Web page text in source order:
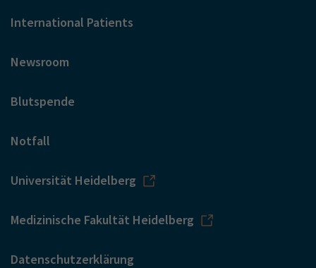
International Patients
Newsroom
Blutspende
Notfall
Universität Heidelberg
Medizinische Fakultät Heidelberg
Datenschutzerklärung